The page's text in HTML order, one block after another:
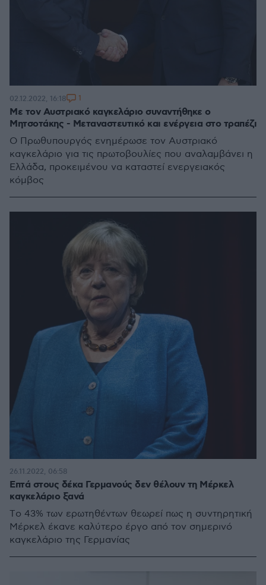
Με τον Αυστριακό καγκελάριο συναντήθηκε ο
Μητσοτάκης - Μεταναστευτικό και ενέργεια στο τραπέζι
Ο Πρωθυπουργός ενημέρωσε τον Αυστριακό
καγκελάριο για τις πρωτοβουλίες που αναλαμβάνει η
Ελλάδα, προκειμένου να καταστεί ενεργειακός
κόμβος
02.12.2022, 16:18 1
Επτά στους δέκα Γερμανούς δεν θέλουν τη Μέρκελ
καγκελάριο ξανά
Tο 43% των ερωτηθέντων θεωρεί πως η συντηρητική
Μέρκελ έκανε καλύτερο έργο από τον σημερινό
καγκελάριο της Γερμανίας
26.11.2022, 06:58